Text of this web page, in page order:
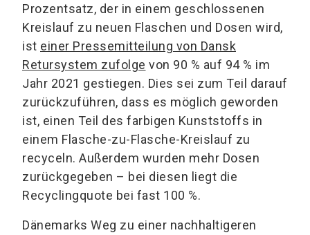
Prozentsatz, der in einem geschlossenen
Kreislauf zu neuen Flaschen und Dosen wird,
ist einer Pressemitteilung von Dansk
Retursystem zufolge von 90 % auf 94 % im
Jahr 2021 gestiegen. Dies sei zum Teil darauf
zurückzuführen, dass es möglich geworden
ist, einen Teil des farbigen Kunststoffs in
einem Flasche-zu-Flasche-Kreislauf zu
recyceln. Außerdem wurden mehr Dosen
zurückgegeben – bei diesen liegt die
Recyclingquote bei fast 100 %.
Dänemarks Weg zu einer nachhaltigeren